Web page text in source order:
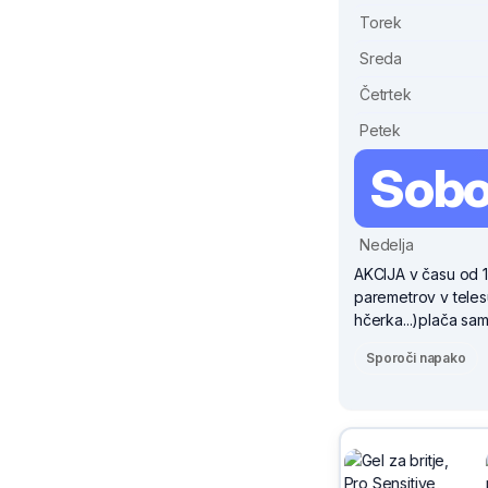
Torek
Sreda
Četrtek
Petek
Nedelja
AKCIJA v času od
paremetrov v
hčerka...)plača
Sporoči napako
Sivix